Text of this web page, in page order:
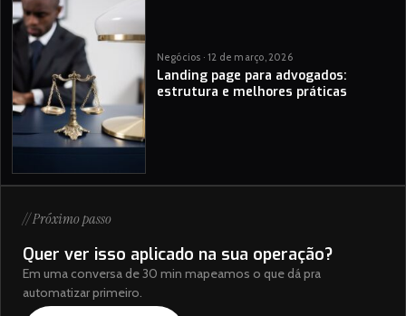
Negócios · 12 de março, 2026
Landing page para advogados:
estrutura e melhores práticas
// Próximo passo
Quer ver isso aplicado na sua operação?
Em uma conversa de 30 min mapeamos o que dá pra
automatizar primeiro.